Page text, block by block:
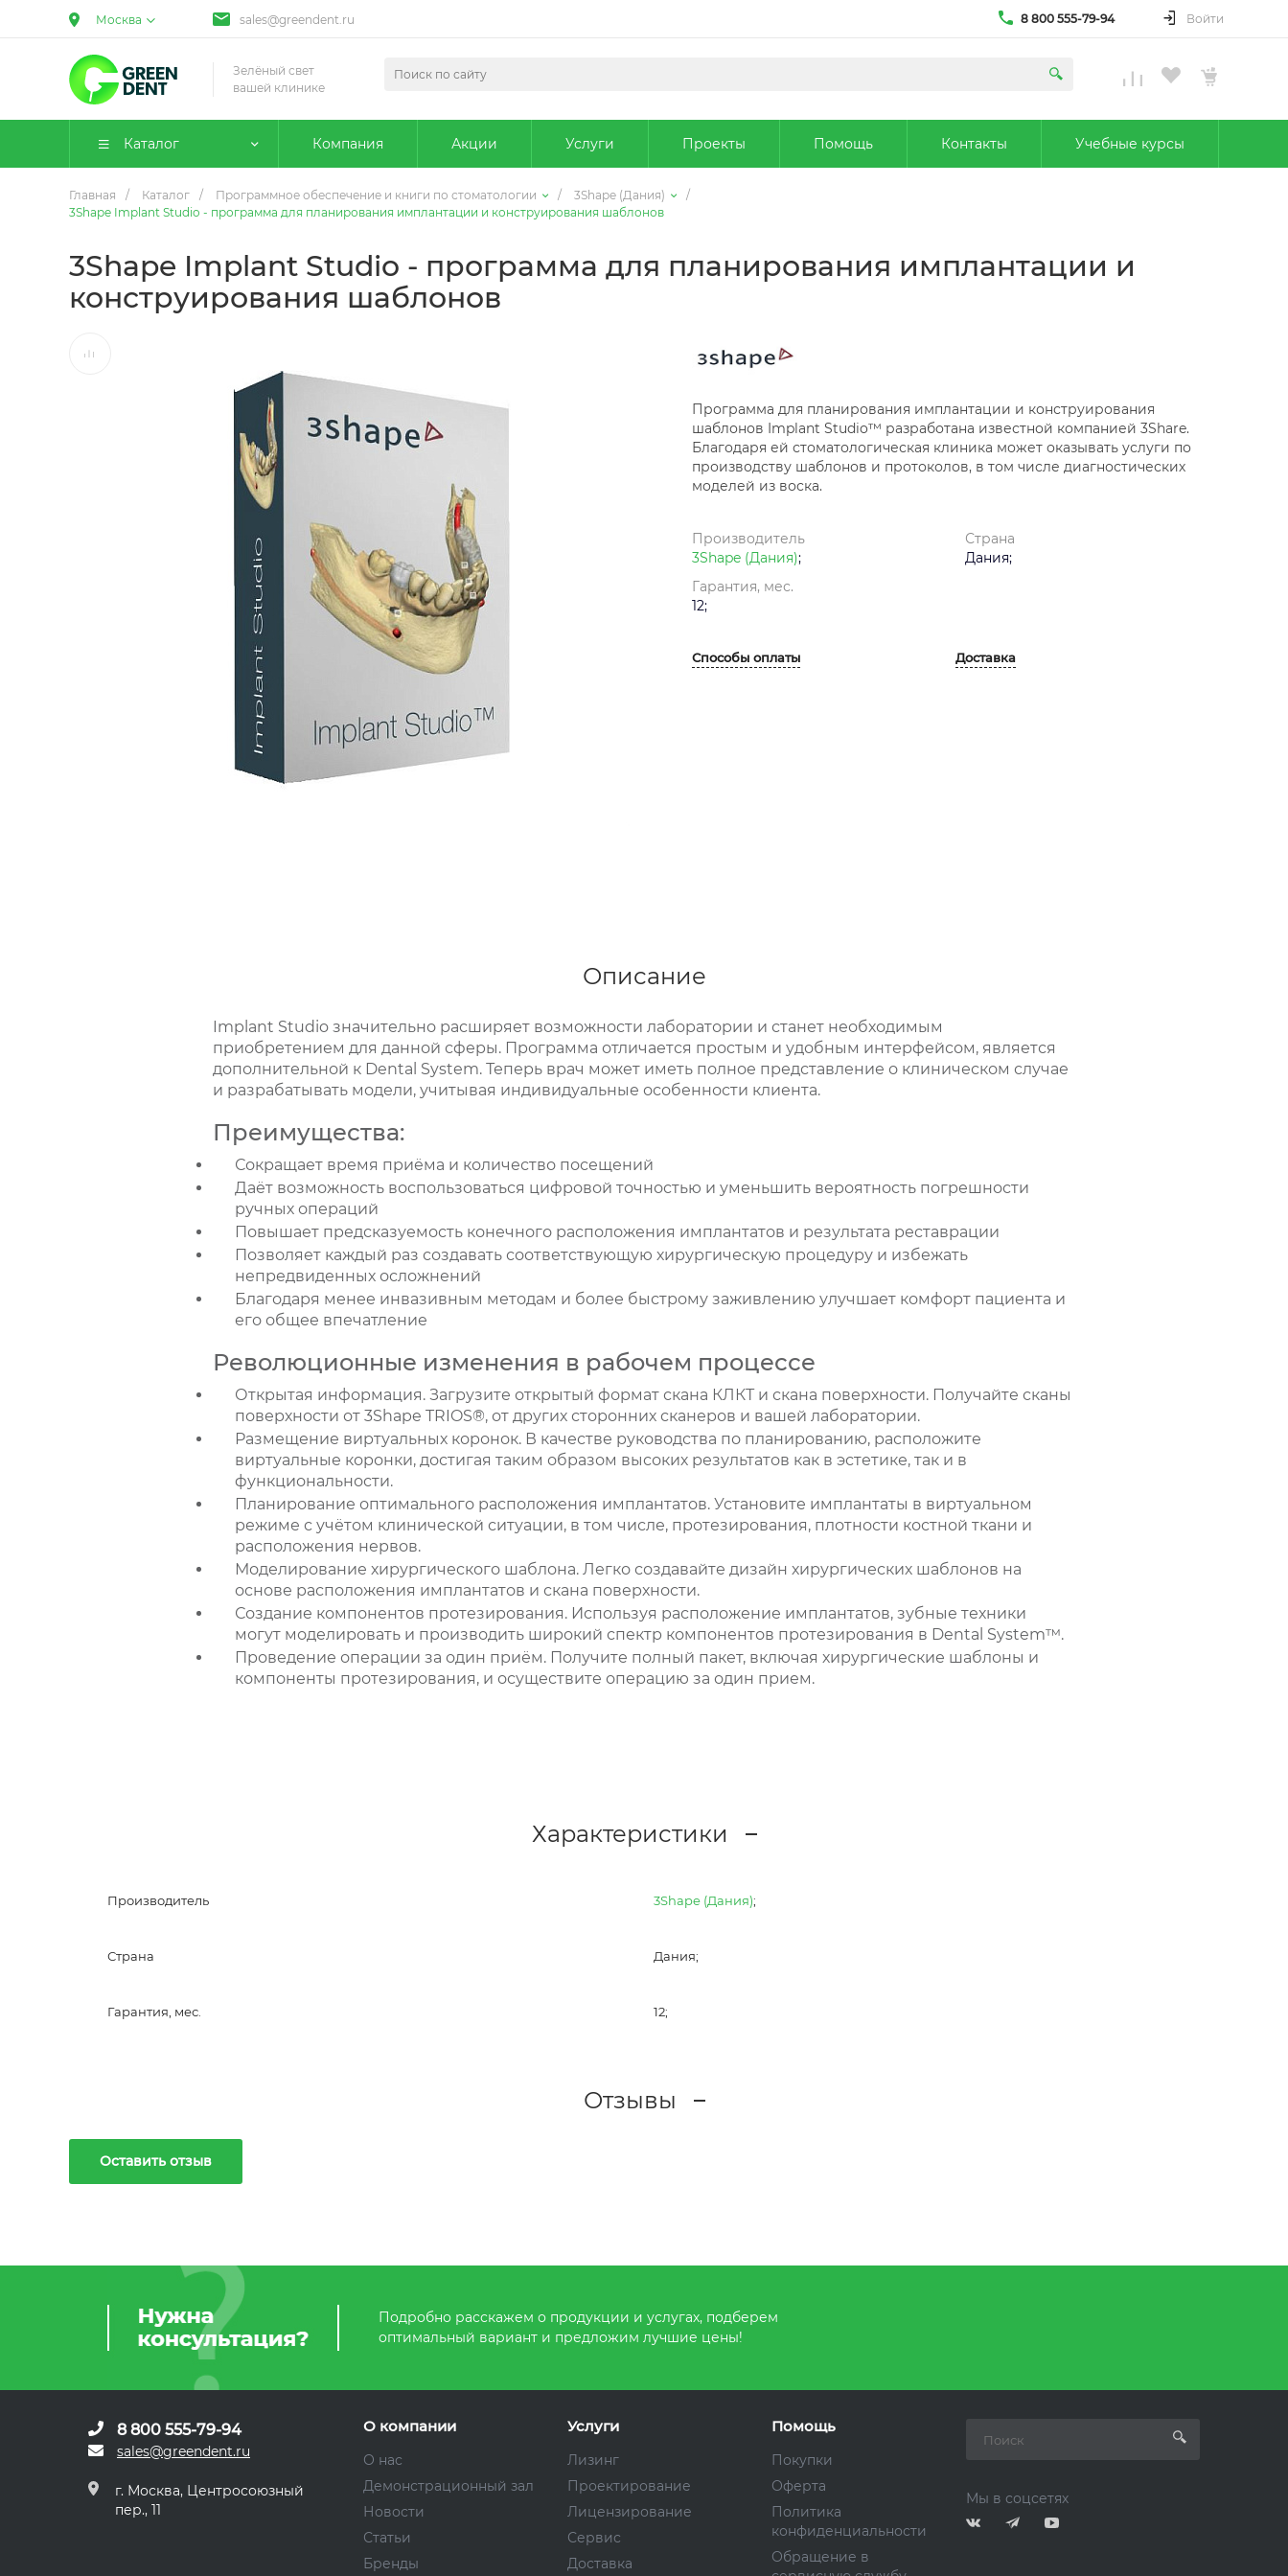
Москва sales@greendent.ru 8 800 555-79-94 Войти
Зелёный свет
вашей клинике
Каталог Компания Акции Услуги Проекты Помощь Контакты Учебные курсы
Главная / Каталог / Программное обеспечение и книги по стоматологии / 3Shape (Дания)
/
3Shape Implant Studio - программа для планирования имплантации и конструирования шаблонов
3Shape Implant Studio - программа для планирования имплантации и
конструирования шаблонов
Программа для планирования имплантации и конструирования
шаблонов Implant Studio™ разработана известной компанией 3Share.
Благодаря ей стоматологическая клиника может оказывать услуги по
производству шаблонов и протоколов, в том числе диагностических
моделей из воска.
Производитель
3Shape (Дания);
Страна
Дания;
Гарантия, мес.
12;
Способы оплаты Доставка
Описание
Implant Studio значительно расширяет возможности лаборатории и станет необходимым
приобретением для данной сферы. Программа отличается простым и удобным интерфейсом, является
дополнительной к Dental System. Теперь врач может иметь полное представление о клиническом случае
и разрабатывать модели, учитывая индивидуальные особенности клиента.
Преимущества:
Сокращает время приёма и количество посещений
Даёт возможность воспользоваться цифровой точностью и уменьшить вероятность погрешности
ручных операций
Повышает предсказуемость конечного расположения имплантатов и результата реставрации
Позволяет каждый раз создавать соответствующую хирургическую процедуру и избежать
непредвиденных осложнений
Благодаря менее инвазивным методам и более быстрому заживлению улучшает комфорт пациента и
его общее впечатление
Революционные изменения в рабочем процессе
Открытая информация. Загрузите открытый формат скана КЛКТ и скана поверхности. Получайте сканы
поверхности от 3Shape TRIOS®, от других сторонних сканеров и вашей лаборатории.
Размещение виртуальных коронок. В качестве руководства по планированию, расположите
виртуальные коронки, достигая таким образом высоких результатов как в эстетике, так и в
функциональности.
Планирование оптимального расположения имплантатов. Установите имплантаты в виртуальном
режиме с учётом клинической ситуации, в том числе, протезирования, плотности костной ткани и
расположения нервов.
Моделирование хирургического шаблона. Легко создавайте дизайн хирургических шаблонов на
основе расположения имплантатов и скана поверхности.
Создание компонентов протезирования. Используя расположение имплантатов, зубные техники
могут моделировать и производить широкий спектр компонентов протезирования в Dental System™.
Проведение операции за один приём. Получите полный пакет, включая хирургические шаблоны и
компоненты протезирования, и осуществите операцию за один прием.
Характеристики
Производитель 3Shape (Дания);
Страна Дания;
Гарантия, мес. 12;
Отзывы
Оставить отзыв
Подробно расскажем о продукции и услугах, подберем
оптимальный вариант и предложим лучшие цены!
8 800 555-79-94
sales@greendent.ru
г. Москва, Центросоюзный
пер., 11
О компании
О нас
Демонстрационный зал
Новости
Статьи
Бренды
Услуги
Лизинг
Проектирование
Лицензирование
Сервис
Доставка
Помощь
Покупки
Оферта
Политика
конфиденциальности
Обращение в
Мы в соцсетях